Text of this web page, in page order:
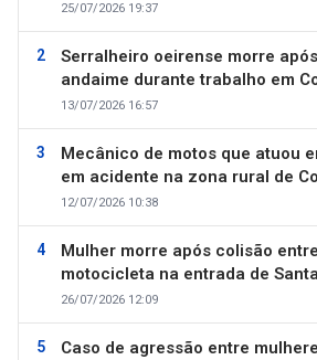
25/07/2026 19:37
Serralheiro oeirense morre
andaime durante trabalho em
13/07/2026 16:57
Mecânico de motos que atuou
em acidente na zona rural de
12/07/2026 10:38
Mulher morre após colisão
motocicleta na entrada de
26/07/2026 12:09
Caso de agressão entre